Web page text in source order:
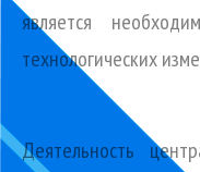
является
технологических
Деятельность